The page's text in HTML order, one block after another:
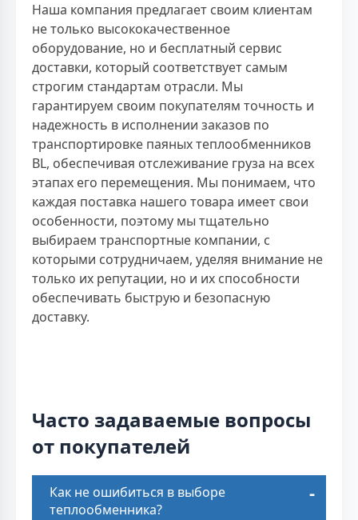
Наша компания предлагает своим клиентам
не только высококачественное
оборудование, но и бесплатный сервис
доставки, который соответствует самым
строгим стандартам отрасли. Мы
гарантируем своим покупателям точность и
надежность в исполнении заказов по
транспортировке паяных теплообменников
BL, обеспечивая отслеживание груза на всех
этапах его перемещения. Мы понимаем, что
каждая поставка нашего товара имеет свои
особенности, поэтому мы тщательно
выбираем транспортные компании, с
которыми сотрудничаем, уделяя внимание не
только их репутации, но и их способности
обеспечивать быструю и безопасную
доставку.
Часто задаваемые вопросы
от покупателей
Как не ошибиться в выборе
теплообменника?